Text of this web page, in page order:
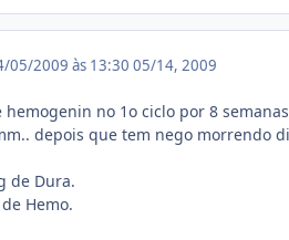
05/2009 às 13:30 05/14, 2009
hemogenin no 1o ciclo por 8
depois que tem nego morrendo
de Dura.
Hemo.